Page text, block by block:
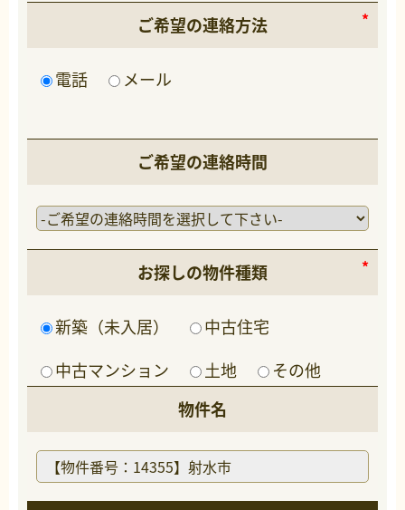
ご希望の連絡方法
電話 メール
ご希望の連絡時間
お探しの物件種類
新築（未入居）
中古住宅
中古マンション
土地
その他
物件名